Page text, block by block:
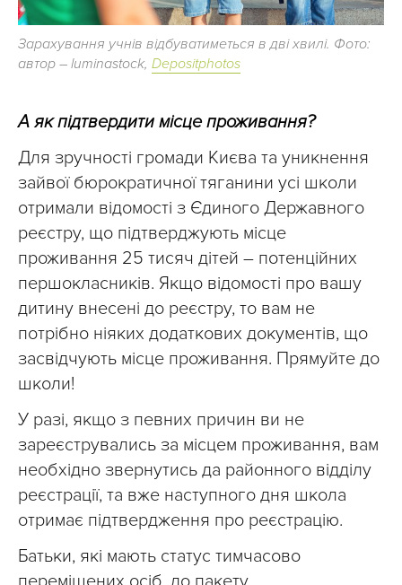
Зарахування учнів відбуватиметься в дві хвилі. Фото:
автор – luminastock, Depositphotos
А як підтвердити місце проживання?
Для зручності громади Києва та уникнення
зайвої бюрократичної тяганини усі школи
отримали відомості з Єдиного Державного
реєстру, що підтверджують місце
проживання 25 тисяч дітей – потенційних
першокласників. Якщо відомості про вашу
дитину внесені до реєстру, то вам не
потрібно ніяких додаткових документів, що
засвідчують місце проживання. Прямуйте до
школи!
У разі, якщо з певних причин ви не
зареєструвались за місцем проживання, вам
необхідно звернутись да районного відділу
реєстрації, та вже наступного дня школа
отримає підтвердження про реєстрацію.
Батьки, які мають статус тимчасово